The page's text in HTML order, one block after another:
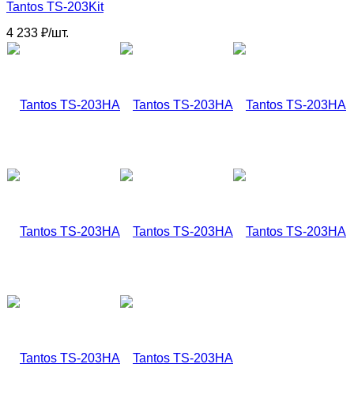
Tantos TS-203Kit
4 233 ₽/шт.